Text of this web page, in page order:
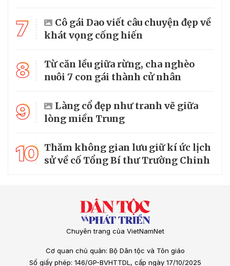
7
Cô gái Dao viết câu chuyện đẹp về
khát vọng cống hiến
8
Từ căn lều giữa rừng, cha nghèo
nuôi 7 con gái thành cử nhân
9
Làng cổ đẹp như tranh vẽ giữa
lòng miền Trung
10 Thăm không gian lưu giữ kí ức lịch
sử về cố Tổng Bí thư Trường Chinh
Chuyên trang của VietNamNet
Cơ quan chủ quản: Bộ Dân tộc và Tôn giáo
Số giấy phép: 146/GP-BVHTTDL, cấp ngày 17/10/2025